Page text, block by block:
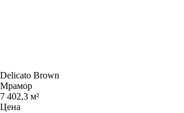
Delicato Brown
Мрамор
7 402,3 м²
Цена